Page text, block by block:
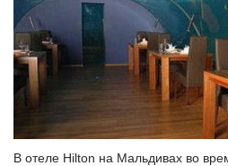
В отеле Hilton на Мальдивах во